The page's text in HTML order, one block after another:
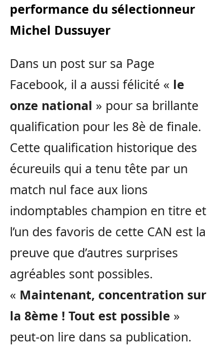
performance du sélectionneur
Michel Dussuyer
Dans un post sur sa Page
Facebook, il a aussi félicité « le
onze national » pour sa brillante
qualification pour les 8è de finale.
Cette qualification historique des
écureuils qui a tenu tête par un
match nul face aux lions
indomptables champion en titre et
l’un des favoris de cette CAN est la
preuve que d’autres surprises
agréables sont possibles.
« Maintenant, concentration sur
la 8ème ! Tout est possible »
peut-on lire dans sa publication.